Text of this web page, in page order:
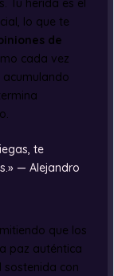
Tu herida es el
lo que te
de
cada vez
te
— Alejandro
que los
paz auténtica
sostenida con